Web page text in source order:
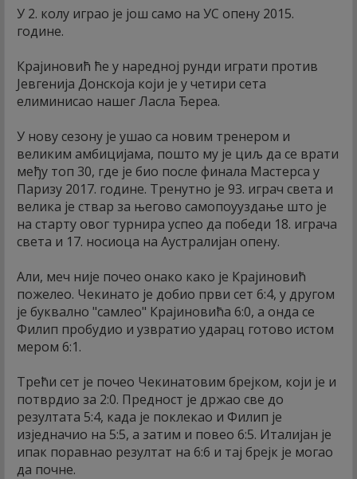
У 2. колу играо је још само на УС опену 2015.
године.
Крајиновић ће у наредној рунди играти против
Јевгенија Донскоја који је у четири сета
елиминисао нашег Ласла Ђереа.
У нову сезону је ушао са новим тренером и
великим амбицијама, пошто му је циљ да се врати
међу топ 30, где је био после финала Мастерса у
Паризу 2017. године. Тренутно је 93. играч света и
велика је ствар за његово самопоууздање што је
на старту овог турнира успео да победи 18. играча
света и 17. носиоца на Аустралијан опену.
Али, меч није почео онако како је Крајиновић
пожелео. Чекинато је добио први сет 6:4, у другом
је буквално "самлео" Крајиновића 6:0, а онда се
Филип пробудио и узвратио ударац готово истом
мером 6:1.
Трећи сет је почео Чекинатовим брејком, који је и
потврдио за 2:0. Предност је држао све до
резултата 5:4, када је поклекао и Филип је
изједначио на 5:5, а затим и повео 6:5. Италијан је
ипак поравнао резултат на 6:6 и тај брејк је могао
да почне.